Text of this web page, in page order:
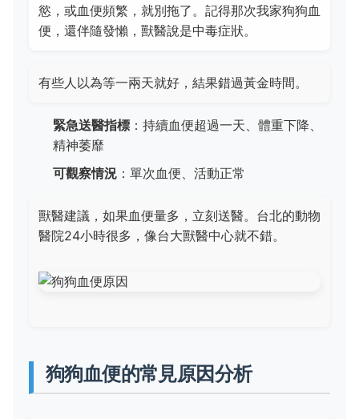
慾，或血便頻繁，就別拖了。記得那次我家狗狗血
便，還伴隨發懶，獸醫說是中毒症狀。
有些人以為等一兩天就好，結果錯過黃金時間。
緊急送醫指標 ：持續血便超過一天、體重下降、
精神萎靡
可觀察情況 ：單次血便、活動正常
獸醫建議，如果血便量多，立刻送醫。台北的動物
醫院24小時很多，像台大獸醫中心就不錯。
狗狗血便的常見原因分析